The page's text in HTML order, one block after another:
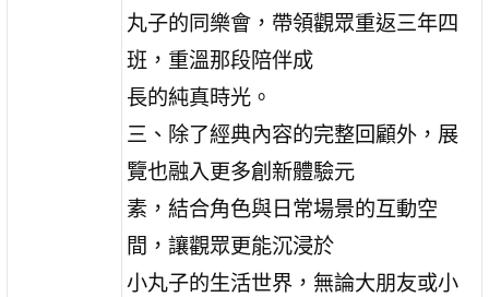
丸子的同樂會，帶領觀眾重返三年四
班，重溫那段陪伴成
長的純真時光。
三、除了經典內容的完整回顧外，展
覽也融入更多創新體驗元
素，結合角色與日常場景的互動空
間，讓觀眾更能沉浸於
小丸子的生活世界，無論大朋友或小